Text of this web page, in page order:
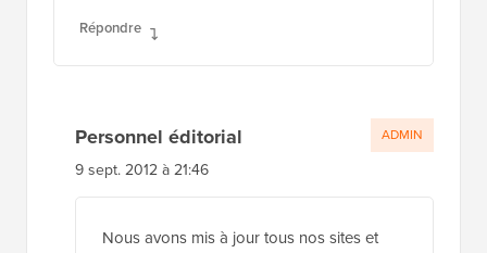
Répondre
Personnel éditorial
9 sept. 2012 à 21:46
Nous avons mis à jour tous nos sites et
ADMIN